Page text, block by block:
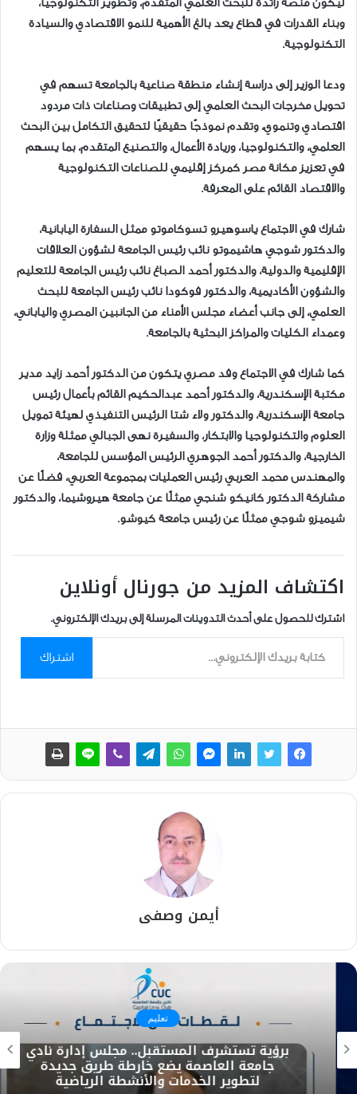
ليكون منصة رائدة للبحث العلمي المتقدم، وتطوير التكنولوجيا،
وبناء القدرات في قطاع يعد بالغ الأهمية للنمو الاقتصادي والسيادة
التكنولوجية.
ودعا الوزير إلى دراسة إنشاء منطقة صناعية بالجامعة تسهم في
تحويل مخرجات البحث العلمي إلى تطبيقات وصناعات ذات مردود
اقتصادي وتنموي، وتقدم نموذجًا حقيقيًا لتحقيق التكامل بين البحث
العلمي، والتكنولوجيا، وريادة الأعمال، والتصنيع المتقدم، بما يسهم
في تعزيز مكانة مصر كمركز إقليمي للصناعات التكنولوجية
والاقتصاد القائم على المعرفة.
شارك في الاجتماع ياسوهيرو تسوكاموتو ممثل السفارة اليابانية،
والدكتور شوجي هاشيموتو نائب رئيس الجامعة لشؤون العلاقات
الإقليمية والدولية، والدكتور أحمد الصباغ نائب رئيس الجامعة للتعليم
والشؤون الأكاديمية، والدكتور فوكودا نائب رئيس الجامعة للبحث
العلمي، إلى جانب أعضاء مجلس الأمناء من الجانبين المصري والياباني،
وعمداء الكليات والمراكز البحثية بالجامعة.
كما شارك في الاجتماع وفد مصري يتكون من الدكتور أحمد زايد مدير
مكتبة الإسكندرية، والدكتور أحمد عبدالحكيم القائم بأعمال رئيس
جامعة الإسكندرية، والدكتور ولاء شتا الرئيس التنفيذي لهيئة تمويل
العلوم والتكنولوجيا والابتكار، والسفيرة نهى الجبالي ممثلة وزارة
الخارجية، والدكتور أحمد الجوهري الرئيس المؤسس للجامعة،
والمهندس محمد العربي رئيس العمليات بمجموعة العربي، فضلًا عن
مشاركة الدكتور كانيكو شنجي ممثلًا عن جامعة هيروشيما، والدكتور
شيميزو شوجي ممثلًا عن رئيس جامعة كيوشو.
اكتشاف المزيد من جورنال أونلاين
اشترك للحصول على أحدث التدوينات المرسلة إلى بريدك الإلكتروني.
كتابة بريدك الإلكتروني...
اشتراك
أيمن وصفى
تعليم
برؤية تستشرف المستقبل.. مجلس إدارة نادي
جامعة العاصمة يضع خارطة طريق جديدة
لتطوير الخدمات والأنشطة الرياضية